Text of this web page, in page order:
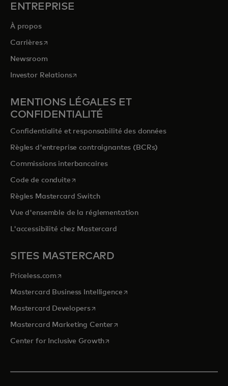
ENTREPRISE
À propos
Carrièress’ouvre dans un nouvel onglet
Newsroom
Investor Relationss’ouvre dans un nouvel onglet
MENTIONS LÉGALES ET
CONFIDENTIALITÉ
Confidentialité et responsabilité des données
Règles d'entreprise contraignantes (BCRs)
Commissions interbancaires
Code de conduites’ouvre dans un nouvel onglet
Règles Mastercard Switch
Vue d'ensemble de la réglementation
L'accessibilité chez Mastercard
SITES MASTERCARD
Priceless.com s’ouvre dans un nouvel onglet
Mastercard Business Intelligences’ouvre dans un nouvel onglet
Mastercard Developerss’ouvre dans un nouvel onglet
Mastercard Marketing Centers’ouvre dans un nouvel onglet
Center for Inclusive Growths’ouvre dans un nouvel onglet